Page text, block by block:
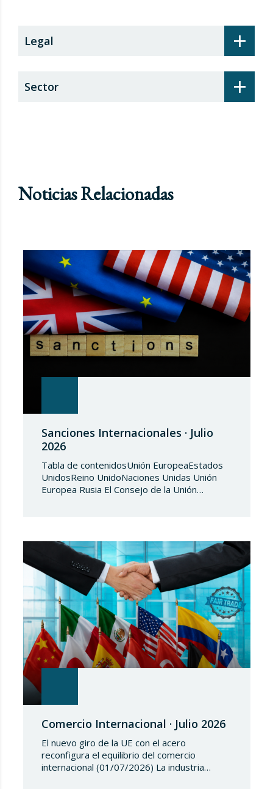
+
Legal
+
Sector
Noticias Relacionadas
Sanciones Internacionales · Julio
2026
Tabla de contenidosUnión EuropeaEstados
UnidosReino UnidoNaciones Unidas Unión
Europea Rusia El Consejo de la Unión
(UE) 2018/1542 relativo a la adopción de
medidas restrictivas…
Comercio Internacional · Julio 2026
El nuevo giro de la UE con el acero
reconfigura el equilibrio del comercio
internacional (01/07/2026) La industria